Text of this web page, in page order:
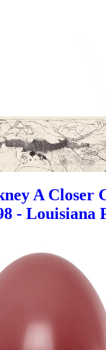
A Closer
- Louisiana